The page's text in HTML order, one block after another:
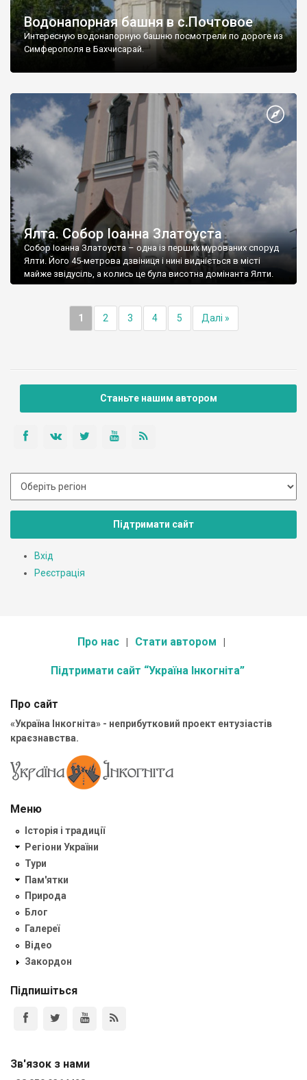
Водонапорная башня в с.Почтовое
Интересную водонапорную башню посмотрели по дороге из
Симферополя в Бахчисарай.
Ялта. Собор Іоанна Златоуста
Собор Іоанна Златоуста – одна із перших мурованих споруд
Ялти. Його 45-метрова дзвіниця і нині видніється в місті
майже звідусіль, а колись це була висотна домінанта Ялти.
1 2 3 4 5 Далі »
Станьте нашим автором
Підтримати сайт
Вхід
Реєстрація
Про нас Стати автором
Підтримати сайт “Україна Інкогніта”
Про сайт
«Україна Інкогніта» - неприбутковий проект ентузіастів
краєзнавства.
Меню
Історія і традиції
Регіони України
Тури
Пам'ятки
Природа
Блог
Галереї
Відео
Закордон
Підпишіться
Зв'язок з нами